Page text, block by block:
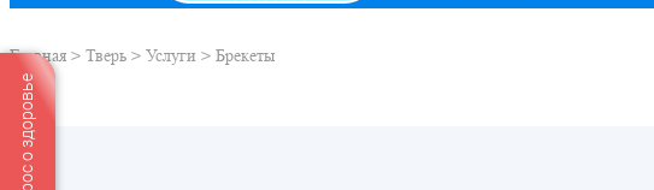
Главная > Тверь > Услуги > Брекеты